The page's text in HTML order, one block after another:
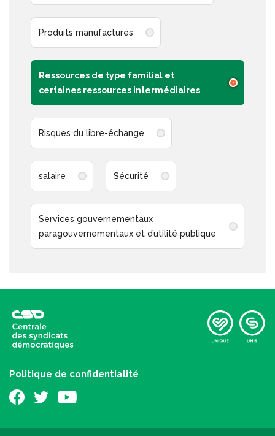
Produits manufacturés
Ressources de type familial et
certaines ressources intermédiaires
Risques du libre-échange
salaire Sécurité
Services gouvernementaux
paragouvernementaux et d’utilité publique
Politique de confidentialité